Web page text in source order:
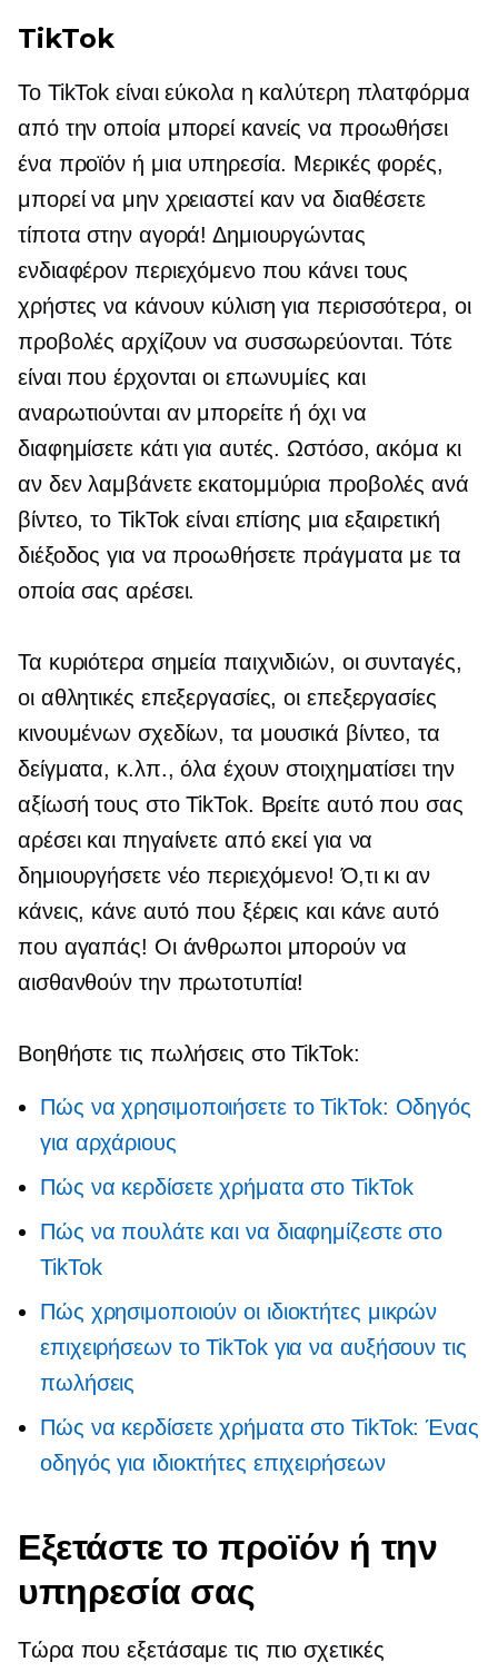
TikTok
Το TikTok είναι εύκολα η καλύτερη πλατφόρμα
από την οποία μπορεί κανείς να προωθήσει
ένα προϊόν ή μια υπηρεσία. Μερικές φορές,
μπορεί να μην χρειαστεί καν να διαθέσετε
τίποτα στην αγορά! Δημιουργώντας
ενδιαφέρον περιεχόμενο που κάνει τους
χρήστες να κάνουν κύλιση για περισσότερα, οι
προβολές αρχίζουν να συσσωρεύονται. Τότε
είναι που έρχονται οι επωνυμίες και
αναρωτιούνται αν μπορείτε ή όχι να
διαφημίσετε κάτι για αυτές. Ωστόσο, ακόμα κι
αν δεν λαμβάνετε εκατομμύρια προβολές ανά
βίντεο, το TikTok είναι επίσης μια εξαιρετική
διέξοδος για να προωθήσετε πράγματα με τα
οποία σας αρέσει.
Τα κυριότερα σημεία παιχνιδιών, οι συνταγές,
οι αθλητικές επεξεργασίες, οι επεξεργασίες
κινουμένων σχεδίων, τα μουσικά βίντεο, τα
δείγματα, κ.λπ., όλα έχουν στοιχηματίσει την
αξίωσή τους στο TikTok. Βρείτε αυτό που σας
αρέσει και πηγαίνετε από εκεί για να
δημιουργήσετε νέο περιεχόμενο! Ό,τι κι αν
κάνεις, κάνε αυτό που ξέρεις και κάνε αυτό
που αγαπάς! Οι άνθρωποι μπορούν να
αισθανθούν την πρωτοτυπία!
Βοηθήστε τις πωλήσεις στο TikTok:
Πώς να χρησιμοποιήσετε το TikTok: Οδηγός
για αρχάριους
Πώς να κερδίσετε χρήματα στο TikTok
Πώς να πουλάτε και να διαφημίζεστε στο
TikTok
Πώς χρησιμοποιούν οι ιδιοκτήτες μικρών
επιχειρήσεων το TikTok για να αυξήσουν τις
πωλήσεις
Πώς να κερδίσετε χρήματα στο TikTok: Ένας
οδηγός για ιδιοκτήτες επιχειρήσεων
Εξετάστε το προϊόν ή την
υπηρεσία σας
Τώρα που εξετάσαμε τις πιο σχετικές